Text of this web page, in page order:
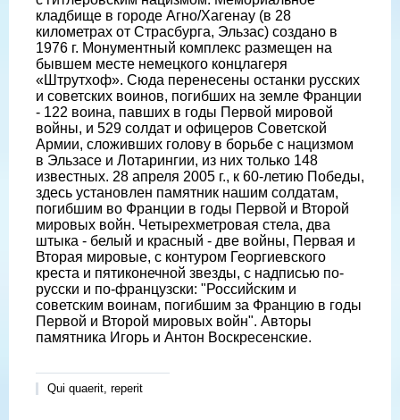
кладбище в городе Агно/Хагенау (в 28
километрах от Страсбурга, Эльзас) создано в
1976 г. Монументный комплекс размещен на
бывшем месте немецкого концлагеря
«Штрутхоф». Сюда перенесены останки русских
и советских воинов, погибших на земле Франции
- 122 воина, павших в годы Первой мировой
войны, и 529 солдат и офицеров Советской
Армии, сложивших голову в борьбе с нацизмом
в Эльзасе и Лотарингии, из них только 148
известных. 28 апреля 2005 г., к 60-летию Победы,
здесь установлен памятник нашим солдатам,
погибшим во Франции в годы Первой и Второй
мировых войн. Четырехметровая стела, два
штыка - белый и красный - две войны, Первая и
Вторая мировые, с контуром Георгиевского
креста и пятиконечной звезды, с надписью по-
русски и по-французски: "Российским и
советским воинам, погибшим за Францию в годы
Первой и Второй мировых войн". Авторы
памятника Игорь и Антон Воскресенские.
Qui quaerit, reperit